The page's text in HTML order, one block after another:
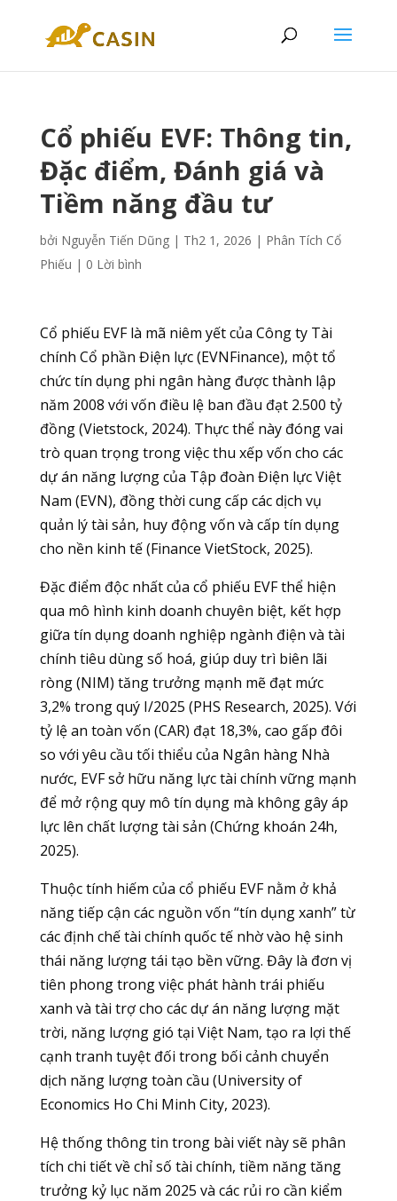
Cổ phiếu EVF: Thông tin,
Đặc điểm, Đánh giá và
Tiềm năng đầu tư
bởi Nguyễn Tiến Dũng| Th2 1, 2026 | Phân Tích Cổ
Phiếu | 0 Lời bình
Cổ phiếu EVF là mã niêm yết của Công ty Tài
chính Cổ phần Điện lực (EVNFinance), một tổ
chức tín dụng phi ngân hàng được thành lập
năm 2008 với vốn điều lệ ban đầu đạt 2.500 tỷ
đồng (Vietstock, 2024). Thực thể này đóng vai
trò quan trọng trong việc thu xếp vốn cho các
dự án năng lượng của Tập đoàn Điện lực Việt
Nam (EVN), đồng thời cung cấp các dịch vụ
quản lý tài sản, huy động vốn và cấp tín dụng
cho nền kinh tế (Finance VietStock, 2025).
Đặc điểm độc nhất của cổ phiếu EVF thể hiện
qua mô hình kinh doanh chuyên biệt, kết hợp
giữa tín dụng doanh nghiệp ngành điện và tài
chính tiêu dùng số hoá, giúp duy trì biên lãi
ròng (NIM) tăng trưởng mạnh mẽ đạt mức
3,2% trong quý I/2025 (PHS Research, 2025). Với
tỷ lệ an toàn vốn (CAR) đạt 18,3%, cao gấp đôi
so với yêu cầu tối thiểu của Ngân hàng Nhà
nước, EVF sở hữu năng lực tài chính vững mạnh
để mở rộng quy mô tín dụng mà không gây áp
lực lên chất lượng tài sản (Chứng khoán 24h,
2025).
Thuộc tính hiếm của cổ phiếu EVF nằm ở khả
năng tiếp cận các nguồn vốn “tín dụng xanh” từ
các định chế tài chính quốc tế nhờ vào hệ sinh
thái năng lượng tái tạo bền vững. Đây là đơn vị
tiên phong trong việc phát hành trái phiếu
xanh và tài trợ cho các dự án năng lượng mặt
trời, năng lượng gió tại Việt Nam, tạo ra lợi thế
cạnh tranh tuyệt đối trong bối cảnh chuyển
dịch năng lượng toàn cầu (University of
Economics Ho Chi Minh City, 2023).
Hệ thống thông tin trong bài viết này sẽ phân
tích chi tiết về chỉ số tài chính, tiềm năng tăng
trưởng kỷ lục năm 2025 và các rủi ro cần kiểm